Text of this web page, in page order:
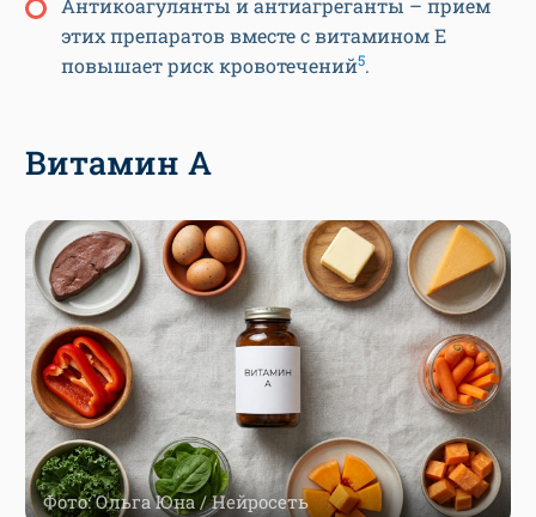
Антикоагулянты и антиагреганты – прием
этих препаратов вместе с витамином Е
повышает риск кровотечений5.
Витамин А
Фото: Ольга Юна / Нейросеть